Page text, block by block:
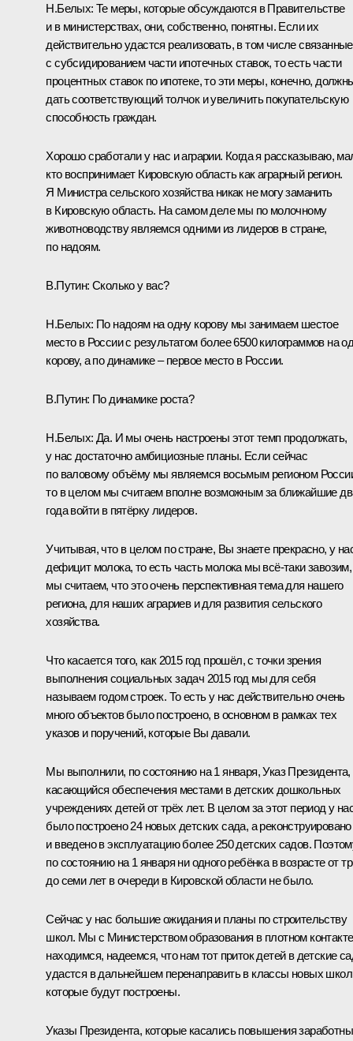
Н.Белых: Те меры, которые обсуждаются в Правительстве
и в министерствах, они, собственно, понятны. Если их
действительно удастся реализовать, в том числе связанные
с субсидированием части ипотечных ставок, то есть части
процентных ставок по ипотеке, то эти меры, конечно,
дать соответствующий толчок и увеличить покупательскую
способность граждан.
Хорошо сработали у нас и аграрии. Когда я рассказываю,
кто воспринимает Кировскую область как аграрный регион.
Я Министра сельского хозяйства никак не могу заманить
в Кировскую область. На самом деле мы по молочному
животноводству являемся одними из лидеров в стране,
по надоям.
В.Путин: Сколько у вас?
Н.Белых: По надоям на одну корову мы занимаем шестое
место в России с результатом более 6500 килограммов на
корову, а по динамике – первое место в России.
В.Путин: По динамике роста?
Н.Белых: Да. И мы очень настроены этот темп продолжать,
у нас достаточно амбициозные планы. Если сейчас
по валовому объёму мы являемся восьмым регионом
то в целом мы считаем вполне возможным за ближайшие
года войти в пятёрку лидеров.
Учитывая, что в целом по стране, Вы знаете прекрасно, у
дефицит молока, то есть часть молока мы всё‑таки завозим,
мы считаем, что это очень перспективная тема для нашего
региона, для наших аграриев и для развития сельского
хозяйства.
Что касается того, как 2015 год прошёл, с точки зрения
выполнения социальных задач 2015 год мы для себя
называем годом строек. То есть у нас действительно очень
много объектов было построено, в основном в рамках тех
указов и поручений, которые Вы давали.
Мы выполнили, по состоянию на 1 января, Указ Президента,
касающийся обеспечения местами в детских дошкольных
учреждениях детей от трёх лет. В целом за этот период у
было построено 24 новых детских сада, а реконструировано
и введено в эксплуатацию более 250 детских садов.
по состоянию на 1 января ни одного ребёнка в возрасте от
до семи лет в очереди в Кировской области не было.
Сейчас у нас большие ожидания и планы по строительству
школ. Мы с Министерством образования в плотном контакте
находимся, надеемся, что нам тот приток детей в детские
удастся в дальнейшем перенаправить в классы новых
которые будут построены.
Указы Президента, которые касались повышения